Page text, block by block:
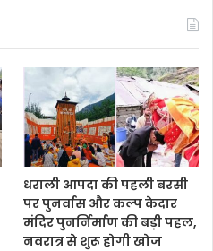
धराली आपदा की पहली बरसी
पर पुनर्वास और कल्प केदार
मंदिर पुनर्निर्माण की बड़ी पहल,
नवरात्र से शुरू होगी खोज